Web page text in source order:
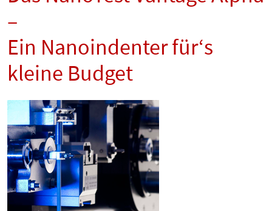
–
Ein Nanoindenter für‘s
kleine Budget